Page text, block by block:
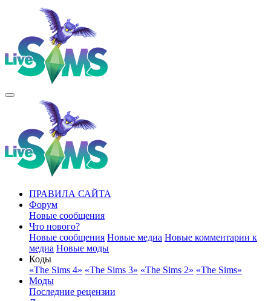
ПРАВИЛА САЙТА
Форум
Новые сообщения
Что нового?
Новые сообщения Новые медиа Новые комментарии к
медиа Новые моды
Коды
«The Sims 4» «The Sims 3» «The Sims 2» «The Sims»
Моды
Последние рецензии